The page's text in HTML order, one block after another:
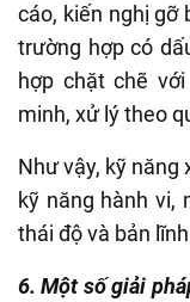
cáo, kiến nghị gỡ
trường hợp có
hợp chặt chẽ
minh, xử lý theo
Như vậy, kỹ năng
kỹ năng hành vi,
thái độ và bản
6. Một số giải